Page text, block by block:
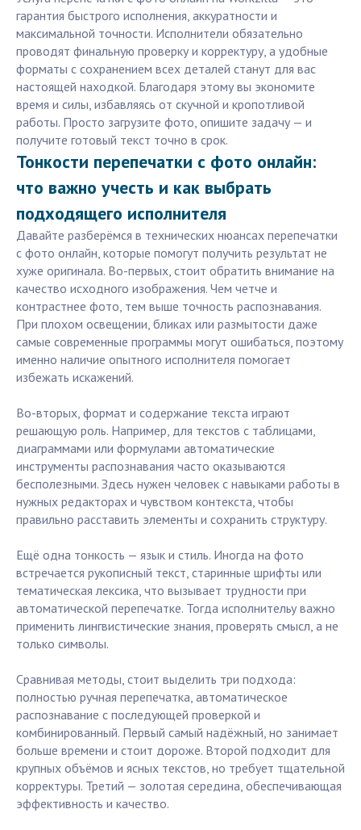
гарантия быстрого исполнения, аккуратности и
максимальной точности. Исполнители обязательно
проводят финальную проверку и корректуру, а удобные
форматы с сохранением всех деталей станут для вас
настоящей находкой. Благодаря этому вы экономите
время и силы, избавляясь от скучной и кропотливой
работы. Просто загрузите фото, опишите задачу — и
получите готовый текст точно в срок.
Тонкости перепечатки с фото онлайн:
что важно учесть и как выбрать
подходящего исполнителя
Давайте разберёмся в технических нюансах перепечатки
с фото онлайн, которые помогут получить результат не
хуже оригинала. Во-первых, стоит обратить внимание на
качество исходного изображения. Чем четче и
контрастнее фото, тем выше точность распознавания.
При плохом освещении, бликах или размытости даже
самые современные программы могут ошибаться, поэтому
именно наличие опытного исполнителя помогает
избежать искажений.
Во-вторых, формат и содержание текста играют
решающую роль. Например, для текстов с таблицами,
диаграммами или формулами автоматические
инструменты распознавания часто оказываются
бесполезными. Здесь нужен человек с навыками работы в
нужных редакторах и чувством контекста, чтобы
правильно расставить элементы и сохранить структуру.
Ещё одна тонкость — язык и стиль. Иногда на фото
встречается рукописный текст, старинные шрифты или
тематическая лексика, что вызывает трудности при
автоматической перепечатке. Тогда исполнительу важно
применить лингвистические знания, проверять смысл, а не
только символы.
Сравнивая методы, стоит выделить три подхода:
полностью ручная перепечатка, автоматическое
распознавание с последующей проверкой и
комбинированный. Первый самый надёжный, но занимает
больше времени и стоит дороже. Второй подходит для
крупных объёмов и ясных текстов, но требует тщательной
корректуры. Третий — золотая середина, обеспечивающая
эффективность и качество.